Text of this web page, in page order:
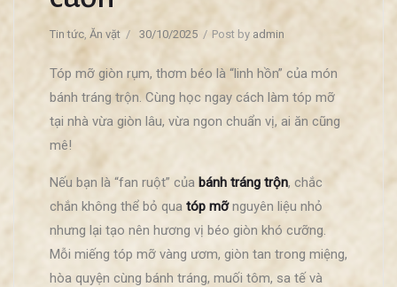
Tin tức Ăn vặt 30/10/2025 Post by admin
Tóp mỡ giòn rụm, thơm béo là “linh hồn” của món
bánh tráng trộn. Cùng học ngay cách làm tóp mỡ
tại nhà vừa giòn lâu, vừa ngon chuẩn vị, ai ăn cũng
mê!
Nếu bạn là “fan ruột” của bánh tráng trộn, chắc
chắn không thể bỏ qua tóp mỡnguyên liệu nhỏ
nhưng lại tạo nên hương vị béo giòn khó cưỡng.
Mỗi miếng tóp mỡ vàng ươm, giòn tan trong miệng,
hòa quyện cùng bánh tráng, muối tôm, sa tế và